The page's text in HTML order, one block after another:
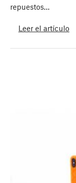
repuestos…
Leer el artículo